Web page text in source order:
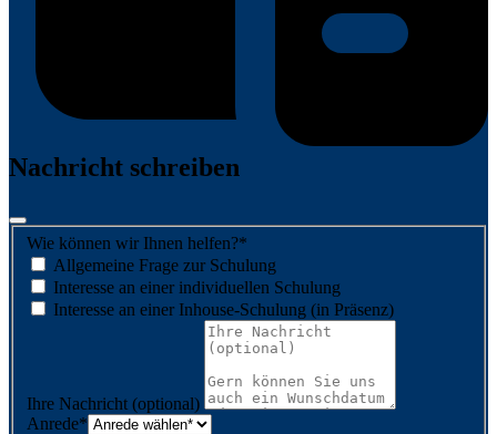
Nachricht schreiben
Wie können wir Ihnen helfen?*
Allgemeine Frage zur Schulung
Interesse an einer individuellen Schulung
Interesse an einer Inhouse-Schulung (in Präsenz)
Ihre Nachricht (optional)
Anrede*